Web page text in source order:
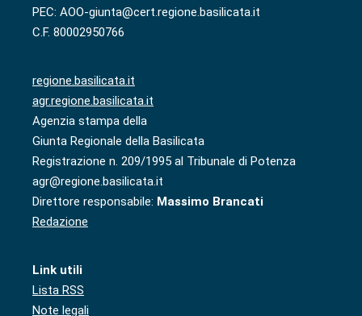
PEC: AOO-giunta@cert.regione.basilicata.it
C.F. 80002950766
regione.basilicata.it
agr.regione.basilicata.it
Agenzia stampa della
Giunta Regionale della Basilicata
Registrazione n. 209/1995 al Tribunale di Potenza
agr@regione.basilicata.it
Direttore responsabile: Massimo Brancati
Redazione
Link utili
Lista RSS
Note legali